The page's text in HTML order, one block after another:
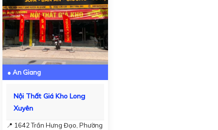
● An Giang
Nội Thất Giá Kho Long
Xuyên
📍 1642 Trần Hưng Đạo, Phường